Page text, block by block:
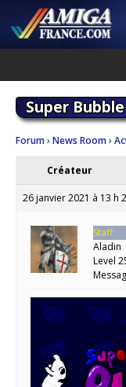
Super
Forum› News Room›
Créateur
26 janvier 2021 à 13 h
Staff
Aladin
Level